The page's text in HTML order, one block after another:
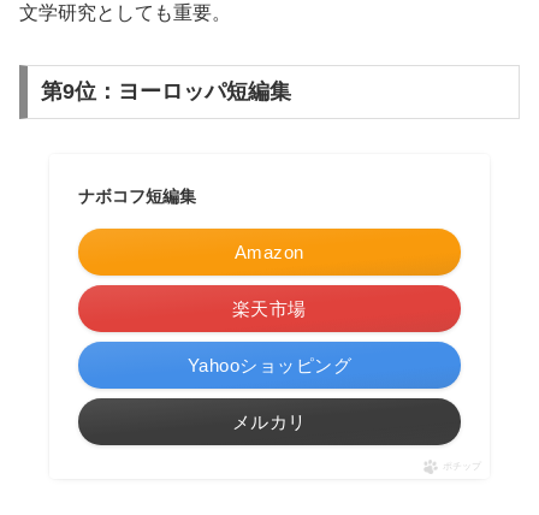
文学研究としても重要。
第9位：ヨーロッパ短編集
ナボコフ短編集
Amazon
楽天市場
Yahooショッピング
メルカリ
ポチップ